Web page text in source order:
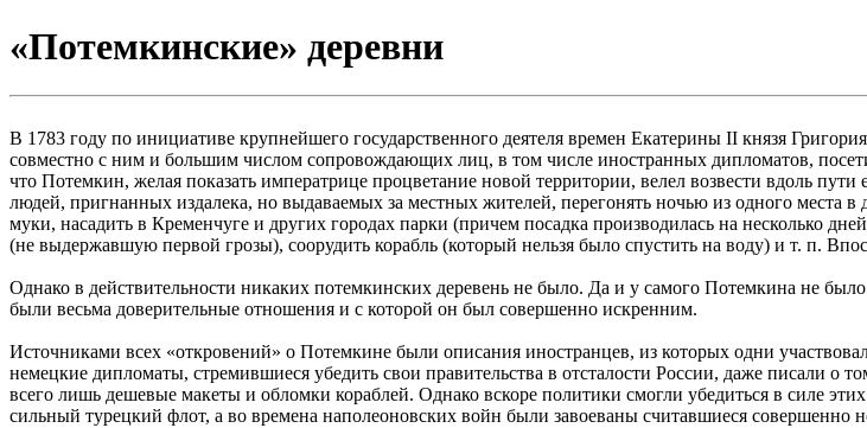
«Потемкинские» деревни
В 1783 году по инициативе крупнейшего государственного деятеля времен Екатерины II князя
совместно с ним и большим числом сопровождающих лиц, в том числе иностранных дипломатов,
что Потемкин, желая показать императрице процветание новой территории, велел возвести вдоль
людей, пригнанных издалека, но выдаваемых за местных жителей, перегонять ночью из одного места
муки, насадить в Кременчуге и других городах парки (причем посадка производилась на несколько
(не выдержавшую первой грозы), соорудить корабль (который нельзя было спустить на воду) и т. п.
Однако в действительности никаких потемкинских деревень не было. Да и у самого Потемкина не
были весьма доверительные отношения и с которой он был совершенно искренним.
Источниками всех «откровений» о Потемкине были описания иностранцев, из которых одни
немецкие дипломаты, стремившиеся убедить свои правительства в отсталости России, даже писали
всего лишь дешевые макеты и обломки кораблей. Однако вскоре политики смогли убедиться в силе
сильный турецкий флот, а во времена наполеоновских войн были завоеваны считавшиеся